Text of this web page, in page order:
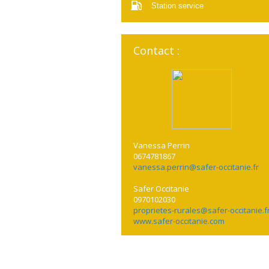
Station service
Contact :
Vanessa Perrin
0674781867
vanessa.perrin@safer-occitanie.fr
Safer Occitanie
0970102030
proprietes-rurales@safer-
www.safer-occitanie.com